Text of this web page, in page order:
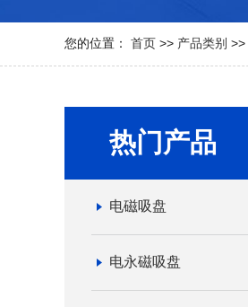
您的位置： 首页 >> 产品类别 >>
热门产品
电磁吸盘
电永磁吸盘